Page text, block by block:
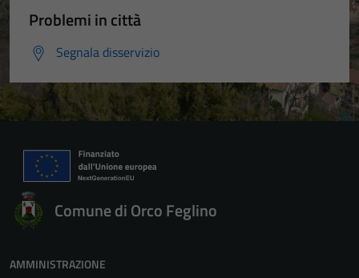
Problemi in città
Segnala disservizio
Comune di Orco Feglino
AMMINISTRAZIONE